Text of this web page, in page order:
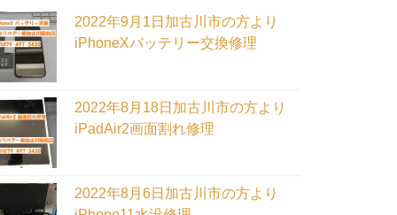
2022年9月1日加古川市の方より
iPhoneXバッテリー交換修理
2022年8月18日加古川市の方より
iPadAir2画面割れ修理
2022年8月6日加古川市の方より